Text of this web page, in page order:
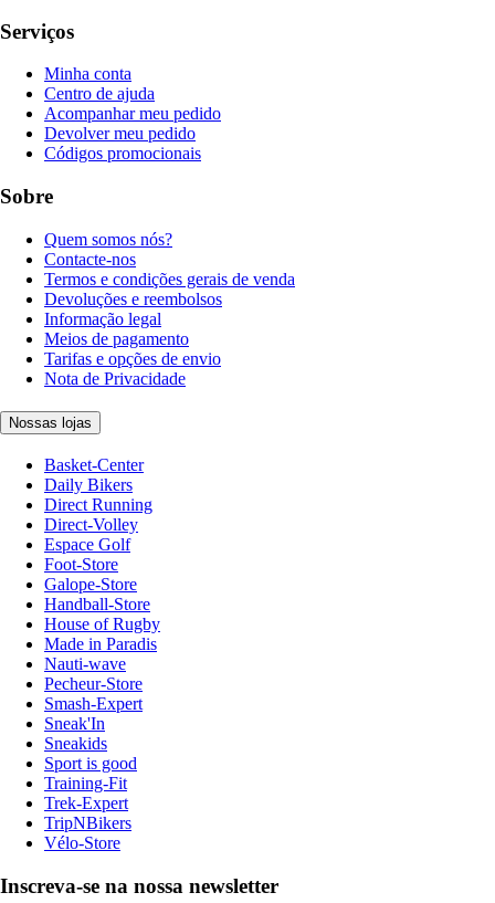
Serviços
Minha conta
Centro de ajuda
Acompanhar meu pedido
Devolver meu pedido
Códigos promocionais
Sobre
Quem somos nós?
Contacte-nos
Termos e condições gerais de venda
Devoluções e reembolsos
Informação legal
Meios de pagamento
Tarifas e opções de envio
Nota de Privacidade
Nossas lojas
Basket-Center
Daily Bikers
Direct Running
Direct-Volley
Espace Golf
Foot-Store
Galope-Store
Handball-Store
House of Rugby
Made in Paradis
Nauti-wave
Pecheur-Store
Smash-Expert
Sneak'In
Sneakids
Sport is good
Training-Fit
Trek-Expert
TripNBikers
Vélo-Store
Inscreva-se na nossa newsletter